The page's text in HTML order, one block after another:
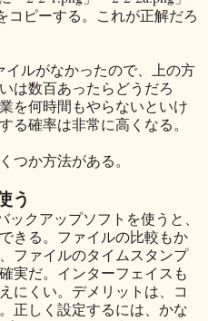
コピーする。これが正解だろ
イルがなかったので、上の方
は数百あったらどうだろ
を何時間もやらないといけ
る確率は非常に高くなる。
つか方法がある。
う
ックアップソフトを使うと、
きる。ファイルの比較もか
ファイルのタイムスタンプ
実だ。インターフェイスも
にくい。デメリットは、コ
正しく設定するには、かな